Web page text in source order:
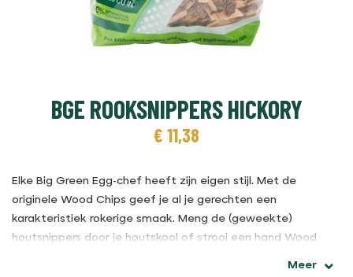
BGE ROOKSNIPPERS HICKORY
€ 11,38
Elke Big Green Egg-chef heeft zijn eigen stijl. Met de
originele Wood Chips geef je al je gerechten een
karakteristiek rokerige smaak. Meng de (geweekte)
houtsnippers door je houtskool of strooi een hand Wood
Meer